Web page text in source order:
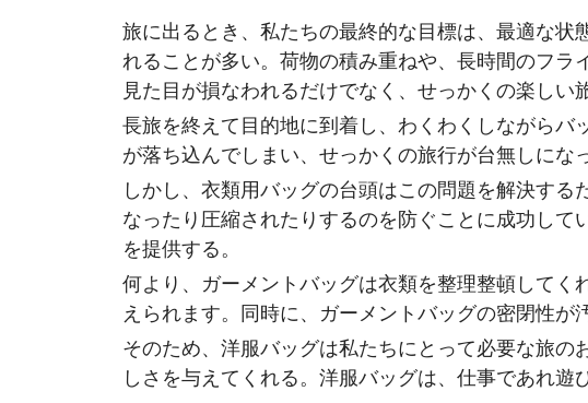
旅に出るとき、私たちの最終的な目標は、最適な状
れることが多い。荷物の積み重ねや、長時間のフ
見た目が損なわれるだけでなく、せっかくの楽しい
長旅を終えて目的地に到着し、わくわくしながら
が落ち込んでしまい、せっかくの旅行が台無しにな
しかし、衣類用バッグの台頭はこの問題を解決す
なったり圧縮されたりするのを防ぐことに成功し
を提供する。
何より、ガーメントバッグは衣類を整理整頓して
えられます。同時に、ガーメントバッグの密閉性が
そのため、洋服バッグは私たちにとって必要な旅
しさを与えてくれる。洋服バッグは、仕事であれ遊